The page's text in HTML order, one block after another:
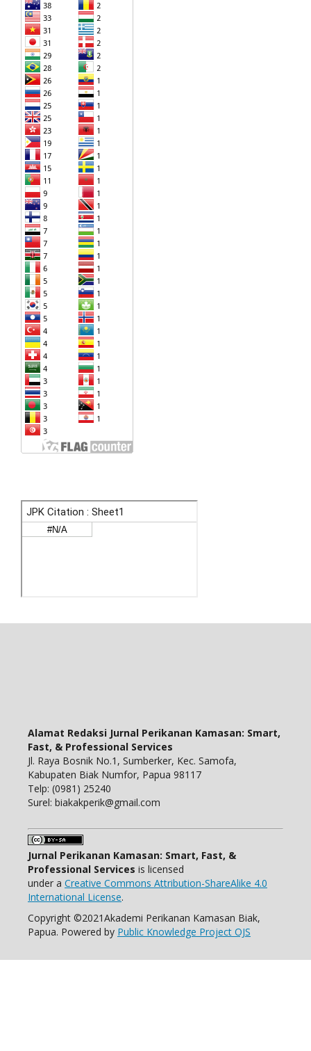
Alamat Redaksi Jurnal Perikanan Kamasan: Smart,
Fast, & Professional Services
Jl. Raya Bosnik No.1, Sumberker, Kec. Samofa,
Kabupaten Biak Numfor, Papua 98117
Telp: (0981) 25240
Surel: biakakperik@gmail.com
Jurnal Perikanan Kamasan: Smart, Fast, &
Professional Services is licensed
under a Creative Commons Attribution-ShareAlike 4.0
International License.
Copyright ©2021Akademi Perikanan Kamasan Biak,
Papua. Powered by Public Knowledge Project OJS